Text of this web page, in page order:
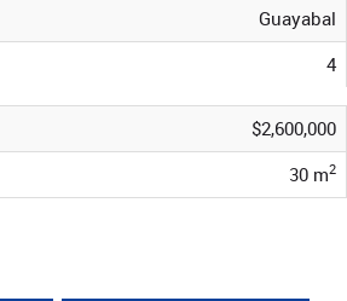
Guayabal
4
$2,600,000
30 m2